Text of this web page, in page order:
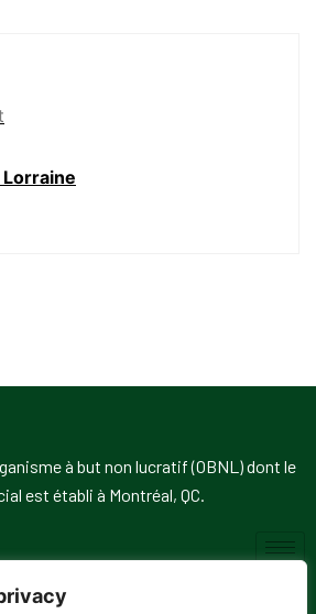
à but non lucratif (OBNL) dont le
est établi à Montréal, QC.